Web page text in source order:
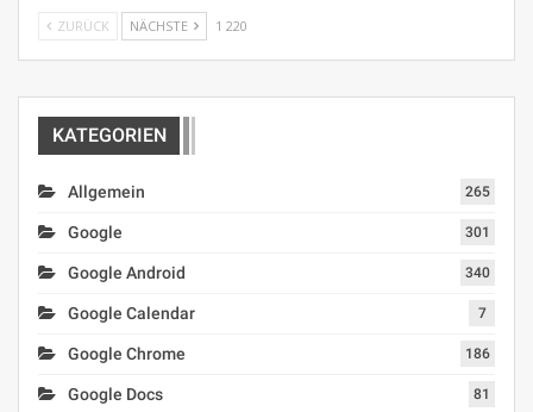
ZURÜCK NÄCHSTE 1 220
KATEGORIEN
Allgemein 265
Google 301
Google Android 340
Google Calendar 7
Google Chrome 186
Google Docs 81